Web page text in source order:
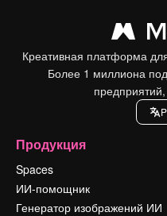
Креативная платформа
Более 1 миллиона
предприятий,
Продукция
Spaces
ИИ-помощник
Генератор изображений ИИ